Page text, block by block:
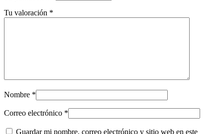
Tu valoración *
Nombre *
Correo electrónico *
Guardar mi nombre, correo electrónico y sitio web en este